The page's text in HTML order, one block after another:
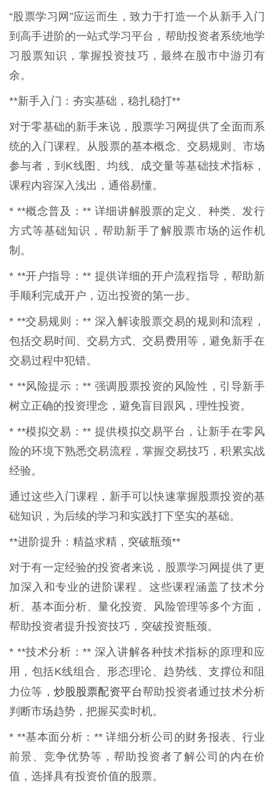
“股票学习网”应运而生，致力于打造一个从新手入门
到高手进阶的一站式学习平台，帮助投资者系统地学
习股票知识，掌握投资技巧，最终在股市中游刃有
余。
**新手入门：夯实基础，稳扎稳打**
对于零基础的新手来说，股票学习网提供了全面而系
统的入门课程。从股票的基本概念、交易规则、市场
参与者，到K线图、均线、成交量等基础技术指标，
课程内容深入浅出，通俗易懂。
* **概念普及：** 详细讲解股票的定义、种类、发行
方式等基础知识，帮助新手了解股票市场的运作机
制。
* **开户指导：** 提供详细的开户流程指导，帮助新
手顺利完成开户，迈出投资的第一步。
* **交易规则：** 深入解读股票交易的规则和流程，
包括交易时间、交易方式、交易费用等，避免新手在
交易过程中犯错。
* **风险提示：** 强调股票投资的风险性，引导新手
树立正确的投资理念，避免盲目跟风，理性投资。
* **模拟交易：** 提供模拟交易平台，让新手在零风
险的环境下熟悉交易流程，掌握交易技巧，积累实战
经验。
通过这些入门课程，新手可以快速掌握股票投资的基
础知识，为后续的学习和实践打下坚实的基础。
**进阶提升：精益求精，突破瓶颈**
对于有一定经验的投资者来说，股票学习网提供了更
加深入和专业的进阶课程。这些课程涵盖了技术分
析、基本面分析、量化投资、风险管理等多个方面，
帮助投资者提升投资技巧，突破投资瓶颈。
* **技术分析：** 深入讲解各种技术指标的原理和应
用，包括K线组合、形态理论、趋势线、支撑位和阻
力位等， 炒股股票配资平台帮助投资者通过技术分析
判断市场趋势，把握买卖时机。
* **基本面分析：** 详细分析公司的财务报表、行业
前景、竞争优势等，帮助投资者了解公司的内在价
值，选择具有投资价值的股票。